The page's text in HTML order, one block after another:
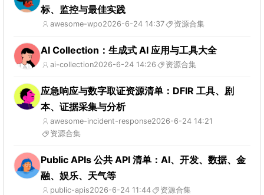
标、监控与最佳实践
awesome-wpo2026-6-24 14:37 资源合集
AI Collection：生成式 AI 应用与工具大全
ai-collection2026-6-24 14:26 资源合集
应急响应与数字取证资源清单：DFIR 工具、剧
本、证据采集与分析
awesome-incident-response2026-6-24 14:21
资源合集
Public APIs 公共 API 清单：AI、开发、数据、金
融、娱乐、天气等
public-apis2026-6-24 11:44 资源合集